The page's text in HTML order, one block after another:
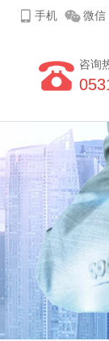
微信
手机
咨询